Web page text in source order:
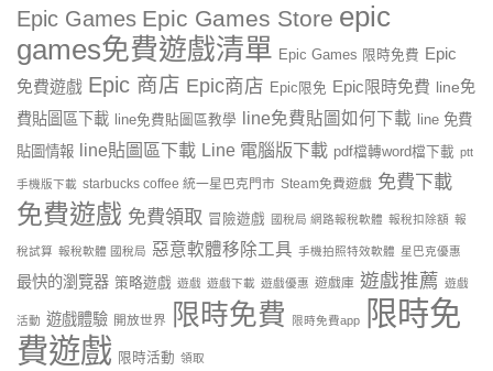
Epic Games Epic Games Store epic
games免費遊戲清單 Epic Games 限時免費 Epic
免費遊戲 Epic 商店 Epic商店 Epic限免 Epic限時免費 line免
費貼圖區下載
line免費貼圖區教學 line免費貼圖如何下載
line 免費
貼圖情報
line貼圖區下載 Line 電腦版下載 pdf檔轉word檔下載 ptt
手機版下載 starbucks coffee 統一星巴克門市 Steam免費遊戲 免費下載
免費遊戲 免費領取 冒險遊戲 國稅局 網路報稅軟體 報稅扣除額 報
稅試算 報稅軟體 國稅局 惡意軟體移除工具 手機拍照特效軟體 星巴克優惠
最快的瀏覽器 策略遊戲 遊戲 遊戲下載 遊戲優惠 遊戲庫 遊戲推薦 遊戲
活動 遊戲體驗 開放世界 限時免費 限時免費app
限時免
費遊戲 限時活動 領取